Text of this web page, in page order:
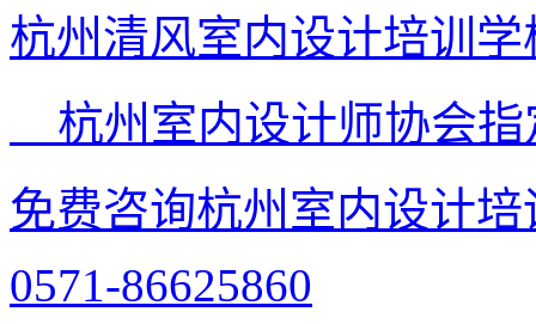
杭州清风室内设计培训学
杭州室内设计师协会
免费咨询杭州室内设计
0571-86625860